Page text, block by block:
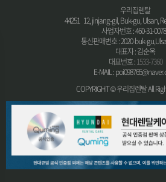
우리집렌탈
44251 12, jinjang-gil, Buk-gu, Ulsan,
사업자번호 : 460-31-
통신판매번호 : 2020-buk-
대표자 : 김순옥
대표번호 :1533-7360
E-MAIL :
COPYRIGHT © 우리집렌탈 All